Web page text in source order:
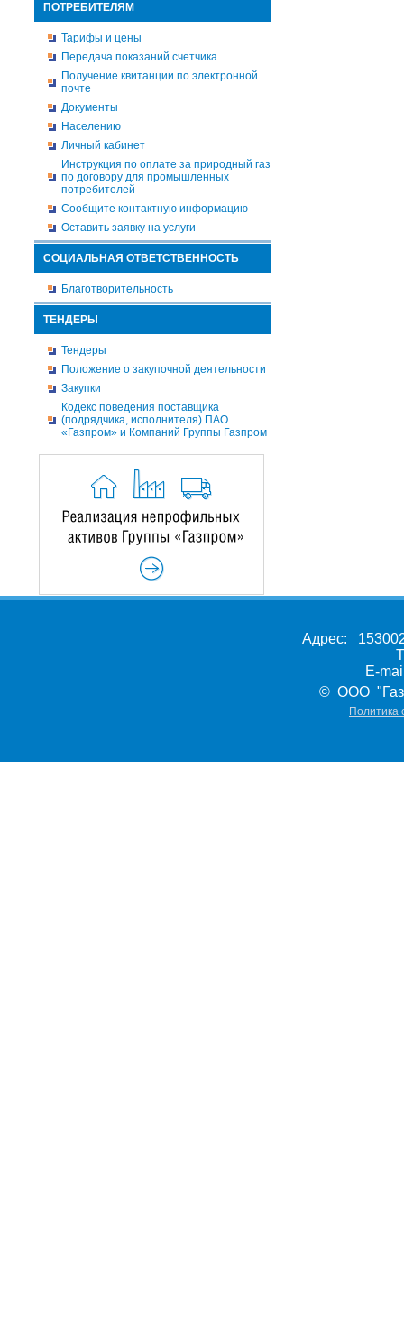
ПОТРЕБИТЕЛЯМ
Тарифы и цены
Передача показаний счетчика
Получение квитанции по электронной
почте
Документы
Населению
Личный кабинет
Инструкция по оплате за природный газ
по договору для промышленных
потребителей
Сообщите контактную информацию
Оставить заявку на услуги
СОЦИАЛЬНАЯ ОТВЕТСТВЕННОСТЬ
Благотворительность
ТЕНДЕРЫ
Тендеры
Положение о закупочной деятельности
Закупки
Кодекс поведения поставщика
(подрядчика, исполнителя) ПАО
«Газпром» и Компаний Группы Газпром
Адрес:
E-
© ООО
Политика